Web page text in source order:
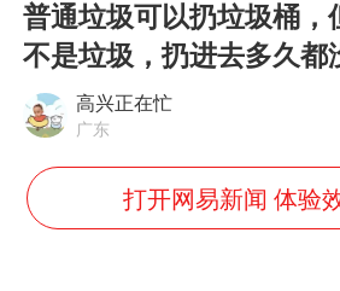
2025年小学
上海大部迎
《龙餐馆》
普通垃圾可以扔垃圾桶，
不是垃圾，扔进去多久都
高兴正在忙
广东
打开网易新闻 体验